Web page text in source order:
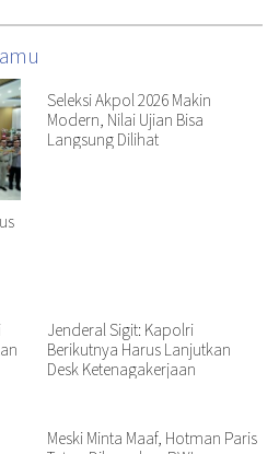
Seleksi Akpol 2026 Makin
Modern, Nilai Ujian Bisa
Langsung Dilihat
Jenderal Sigit: Kapolri
Berikutnya Harus Lanjutkan
Desk Ketenagakerjaan
Meski Minta Maaf, Hotman Paris